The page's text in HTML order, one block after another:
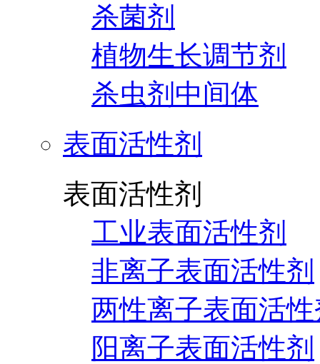
杀菌剂
植物生长调节剂
杀虫剂中间体
表面活性剂
表面活性剂
工业表面活性剂
非离子表面活性剂
两性离子表面活
阳离子表面活性剂